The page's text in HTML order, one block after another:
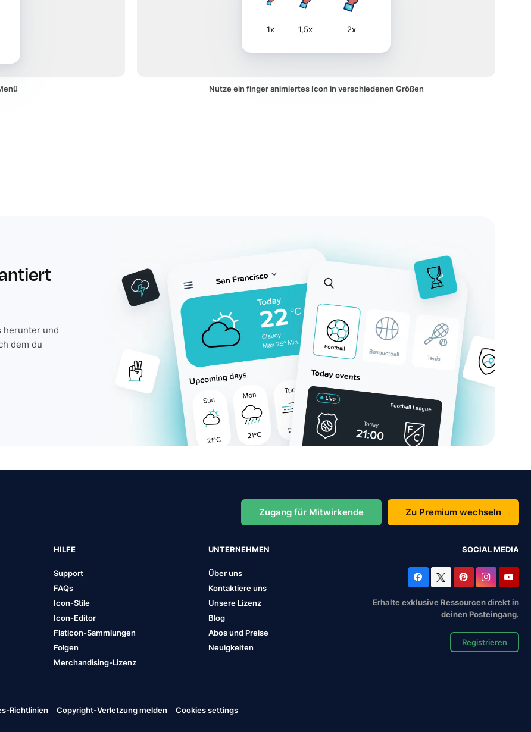
1x 1,5x 2x
Nutze ein finger animiertes Icon in verschiedenen Größen
herunter und
dem du
Zugang für Mitwirkende Zu Premium wechseln
HILFE
Support
FAQs
Icon-Stile
Icon-Editor
Flaticon-Sammlungen
Folgen
Merchandising-Lizenz
UNTERNEHMEN
Über uns
Kontaktiere uns
Unsere Lizenz
Blog
Abos und Preise
Neuigkeiten
SOCIAL MEDIA
Erhalte exklusive Ressourcen direkt in
deinen Posteingang.
Registrieren
Richtlinien Copyright-Verletzung melden Cookies settings